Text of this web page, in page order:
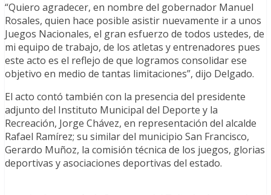
“Quiero agradecer, en nombre del gobernador Manuel
Rosales, quien hace posible asistir nuevamente ir a unos
Juegos Nacionales, el gran esfuerzo de todos ustedes, de
mi equipo de trabajo, de los atletas y entrenadores pues
este acto es el reflejo de que logramos consolidar ese
objetivo en medio de tantas limitaciones”, dijo Delgado.
El acto contó también con la presencia del presidente
adjunto del Instituto Municipal del Deporte y la
Recreación, Jorge Chávez, en representación del alcalde
Rafael Ramírez; su similar del municipio San Francisco,
Gerardo Muñoz, la comisión técnica de los juegos, glorias
deportivas y asociaciones deportivas del estado.